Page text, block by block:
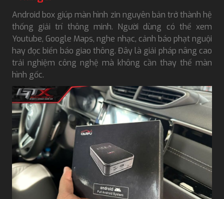
Android box giúp màn hình zin nguyên bản trở thành hệ
thống giải trí thông minh. Người dùng có thể xem
Youtube, Google Maps, nghe nhạc, cảnh báo phạt nguội
hay đọc biển báo giao thông. Đây là giải pháp nâng cao
trải nghiệm công nghệ mà không cần thay thế màn
hình gốc.